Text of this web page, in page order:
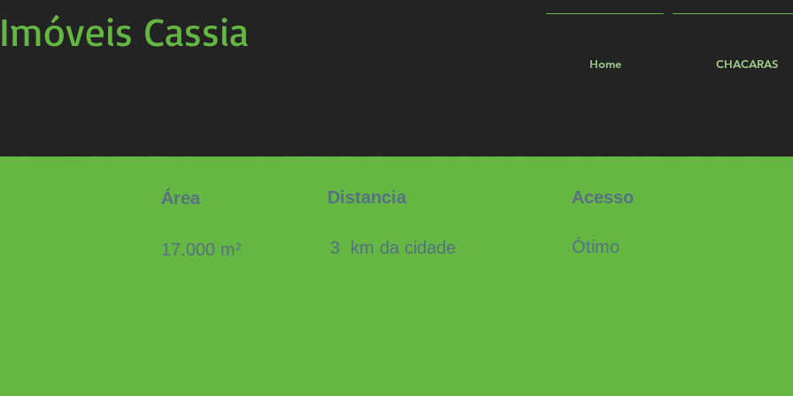
Cassia
Home CHACARAS
Área
17.000 m²
Distancia
3 km da cidade
Acesso
Ótimo